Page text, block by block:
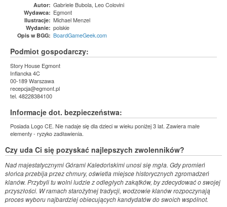
Autor: Gabriele Bubola, Leo Colovini
Wydawca: Egmont
Ilustracje: Michael Menzel
Wydanie: polskie
Opis w BGG: BoardGameGeek.com
Podmiot gospodarczy:
Story House Egmont
Inflancka 4C
00-189 Warszawa
recepcja@egmont.pl
tel. 48228384100
Informacje dot. bezpieczeństwa:
Posiada Logo CE. Nie nadaje się dla dzieci w wieku poniżej 3 lat. Zawiera małe
elementy - ryzyko zadławienia.
Czy uda Ci się pozyskać najlepszych zwolenników?
Nad majestatycznymi Górami Kaledońskimi unosi się mgła. Gdy promień
słońca przebija przez chmury, oświetla miejsce historycznych zgromadzeń
klanów. Przybyli tu wolni ludzie z odległych zakątków, by zdecydować o swojej
przyszłości. W ramach starożytnej tradycji, wodzowie klanów rozpoczynają
proces wyboru najbardziej obiecujących kandydatów do swoich wspólnot.